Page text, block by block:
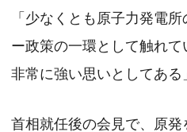
「少なくとも原子力発電
ー政策の一環として触れ
非常に強い思いとしてある
首相就任後の会見で、原